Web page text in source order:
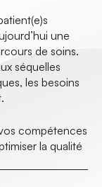
une
de soins.
séquelles
les besoins
compétences
la qualité